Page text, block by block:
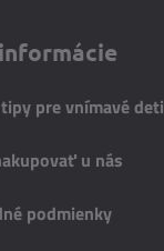
pre vnímavé deti
u nás
podmienky